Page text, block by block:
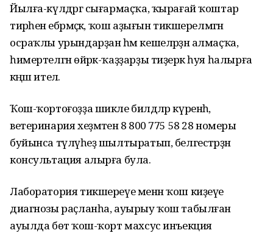
Йылға-күлдәргә сығармаҫҡа, ҡырағай ҡоштар
тирәһенә ебәрмәҫкә, ҡош аҙығын тикшерелмәгән
осраҡлы урындарҙан һәм кешеләрҙән алмаҫҡа,
һимертелгән өйрәк-ҡаҙҙарҙы тиҙерәк һуя һалырға
кәңәш ителә.
Ҡош-ҡортоғоҙҙа шикле билдәләр күренһә,
ветеринария хеҙмәтенә 8 800 775 58 28 номеры
буйынса түләүһеҙ шылтыратып, белгестәрҙән
консультация алырға була.
Лаборатория тикшереүе менән ҡош киҙеүе
диагнозы раҫланһа, ауырыу ҡош табылған
ауылда бөтә ҡош-ҡорт махсус инъекция